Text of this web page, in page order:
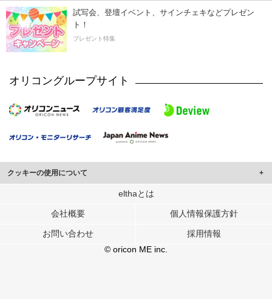
試写会、登壇イベント、サインチェキなどプレゼン
ト！
プレゼント特集
オリコングループサイト
クッキーの使用について
このサイトでは Cookie を使用して、ユーザーに合わせたコンテンツや広告の
行っています。
メディアや広告配信、データ解析の各パートナーに提供しています。
各パートナーは、この情報とユーザーが各パートナーに提供した他の情報や、
ユーザーが各パートナーのサービスを使用したときに収集した他の情報を組み
elthaとは
会社概要 個人情報保護方針
お問い合わせ
採用情報
© oricon ME inc.